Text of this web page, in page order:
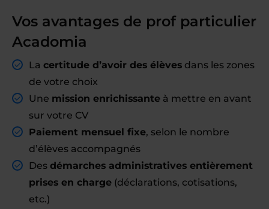
Vos avantages de prof particulier
Acadomia
La certitude d’avoir des élèves dans les zones
de votre choix
Une mission enrichissante à mettre en avant
sur votre CV
Paiement mensuel fixe, selon le nombre
d’élèves accompagnés
Des démarches administratives entièrement
prises en charge (déclarations, cotisations,
etc.)